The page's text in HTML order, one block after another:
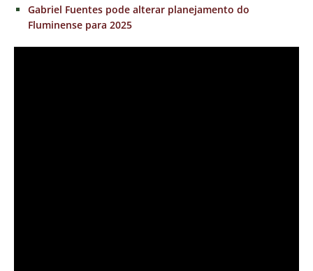
Gabriel Fuentes pode alterar planejamento do
Fluminense para 2025